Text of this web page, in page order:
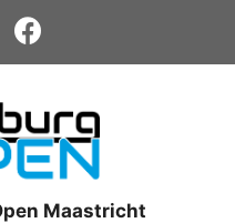
Maastricht